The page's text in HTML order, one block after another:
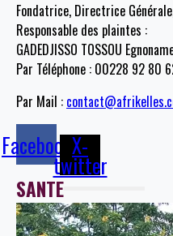
Fondatrice, Directrice
Responsable des plaintes :
GADEDJISSO TOSSOU
Par Téléphone : 00228 92 80
Par Mail :
FacebookX-
twitter
SANTE